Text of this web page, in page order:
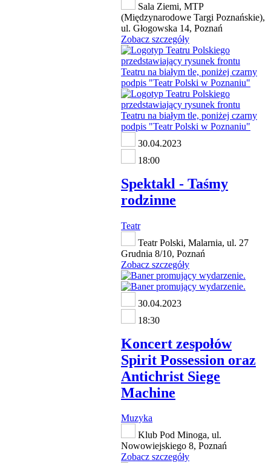
Sala Ziemi, MTP
(Międzynarodowe Targi Poznańskie),
ul. Głogowska 14, Poznań
Zobacz szczegóły
30.04.2023
18:00
Spektakl - Taśmy
rodzinne
Teatr
Teatr Polski, Malarnia, ul. 27
Grudnia 8/10, Poznań
Zobacz szczegóły
30.04.2023
18:30
Koncert zespołów
Spirit Possession oraz
Antichrist Siege
Machine
Muzyka
Klub Pod Minoga, ul.
Nowowiejskiego 8, Poznań
Zobacz szczegóły